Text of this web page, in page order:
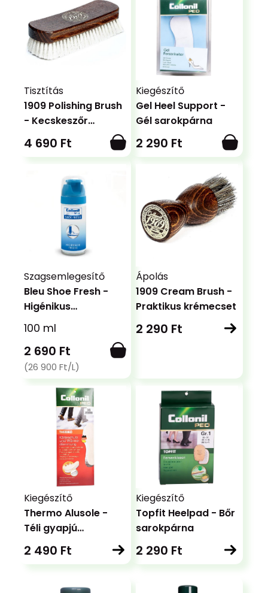
Tisztítás
1909 Polishing Brush
- Kecskeszőr
fényesítő kefe
4 690 Ft
Kiegészítő
Gel Heel Support -
Gél sarokpárna
2 290 Ft
Szagsemlegesítő
Bleu Shoe Fresh -
Higénikus
szagsemlegesítő
100 ml
2 690 Ft
(26 900 Ft/L)
Ápolás
1909 Cream Brush -
Praktikus krémecset
2 290 Ft
Kiegészítő
Thermo Alusole -
Téli gyapjú
talpbetét
2 490 Ft
Kiegészítő
Topfit Heelpad - Bőr
sarokpárna
2 290 Ft